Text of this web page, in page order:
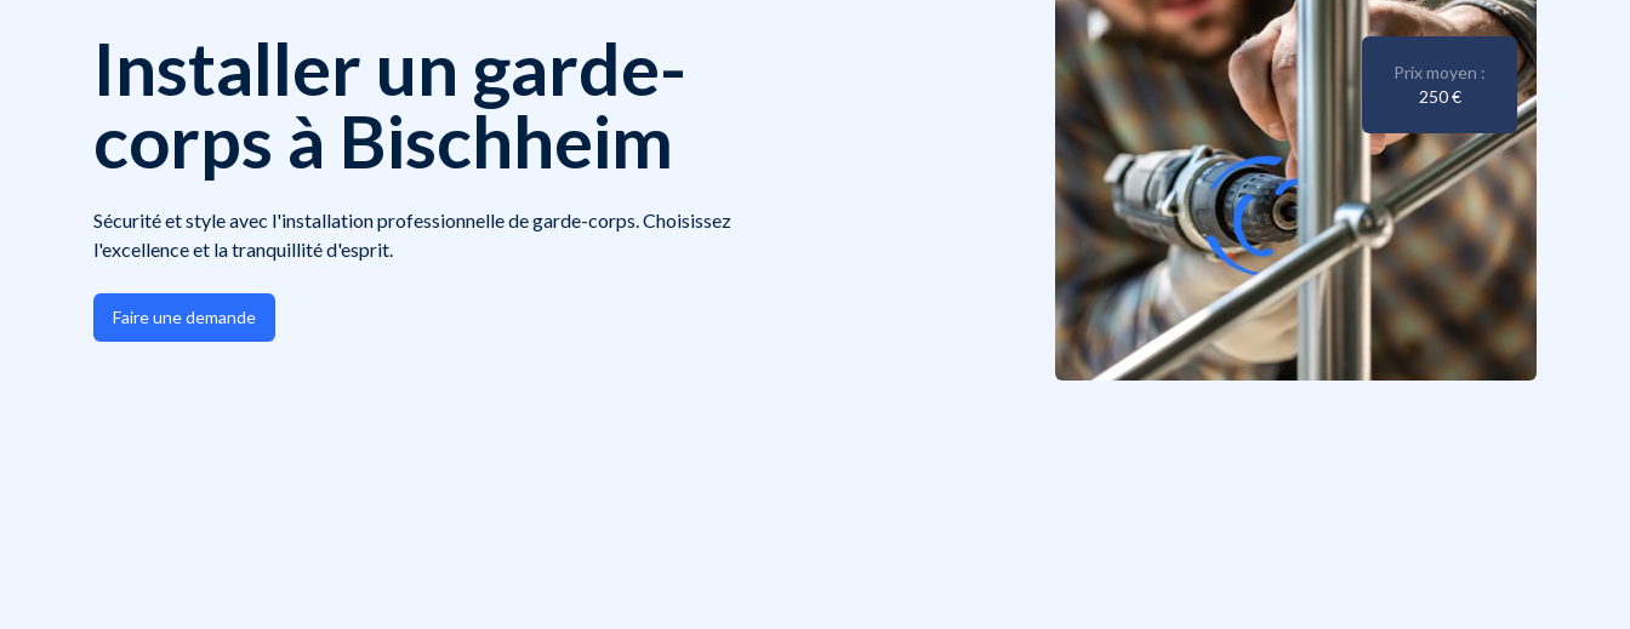
Installer un garde-
corps à Bischheim
Sécurité et style avec l'installation professionnelle de garde-corps. Choisissez
l'excellence et la tranquillité d'esprit.
Faire une demande
Prix moyen :
250 €